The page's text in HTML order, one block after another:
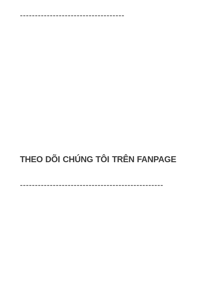
-----------------------------------
THEO DÕI CHÚNG TÔI TRÊN FANPAGE
------------------------------------------------